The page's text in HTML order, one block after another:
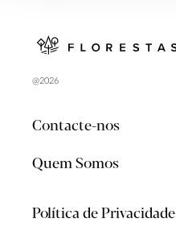
@2026
Contacte-nos
Quem Somos
Política de Privacidade